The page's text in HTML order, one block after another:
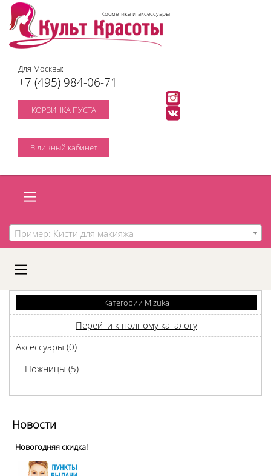
Косметика и аксессуары
Для Москвы:
+7 (495) 984-06-71
КОРЗИНКА ПУСТА
В личный кабинет
Пример: Кисти для макияжа
A
C
D
Категории Mizuka
Перейти к полному каталогу
Аксессуары (0)
Ножницы (5)
Новости
Новогодняя скидка!